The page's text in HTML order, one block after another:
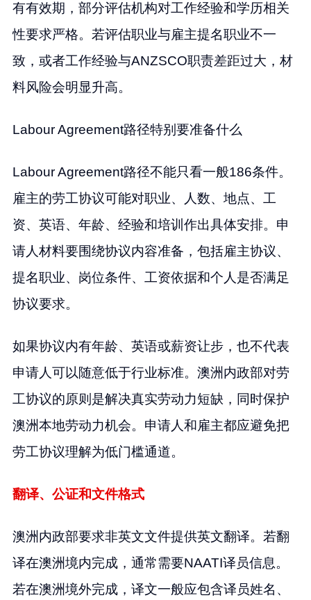
有有效期，部分评估机构对工作经验和学历相关
性要求严格。若评估职业与雇主提名职业不一
致，或者工作经验与ANZSCO职责差距过大，材
料风险会明显升高。
Labour Agreement路径特别要准备什么
Labour Agreement路径不能只看一般186条件。
雇主的劳工协议可能对职业、人数、地点、工
资、英语、年龄、经验和培训作出具体安排。申
请人材料要围绕协议内容准备，包括雇主协议、
提名职业、岗位条件、工资依据和个人是否满足
协议要求。
如果协议内有年龄、英语或薪资让步，也不代表
申请人可以随意低于行业标准。澳洲内政部对劳
工协议的原则是解决真实劳动力短缺，同时保护
澳洲本地劳动力机会。申请人和雇主都应避免把
劳工协议理解为低门槛通道。
翻译、公证和文件格式
澳洲内政部要求非英文文件提供英文翻译。若翻
译在澳洲境内完成，通常需要NAATI译员信息。
若在澳洲境外完成，译文一般应包含译员姓名、